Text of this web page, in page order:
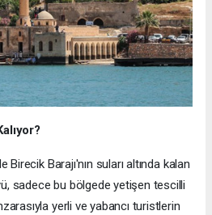
Birecik Barajı'nın suları altında kalan
sadece bu bölgede yetişen tescilli
yerli ve yabancı turistlerin